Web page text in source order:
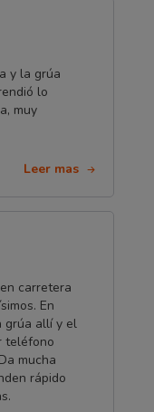
y la grúa
lo
muy
Leer mas
carretera
En
grúa allí y el
teléfono
mucha
rápido